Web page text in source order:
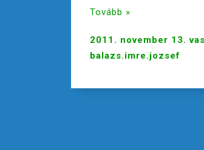
Tovább »
2011. november 13.
balazs.imre.jozsef